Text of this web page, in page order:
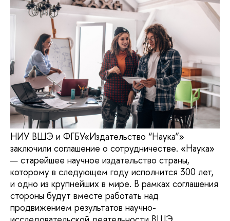
НИУ ВШЭ и ФГБУ«Издательство “Наука”»
заключили соглашение о сотрудничестве. «Наука»
— старейшее научное издательство страны,
которому в следующем году исполнится 300 лет,
и одно из крупнейших в мире. В рамках соглашения
стороны будут вместе работать над
продвижением результатов научно-